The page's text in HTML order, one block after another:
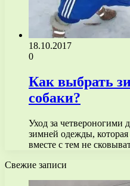
18.10.2017
0
Как выбрать
собаки?
Уход за четвероногими
зимней одежды, которая
вместе с тем не
Свежие записи